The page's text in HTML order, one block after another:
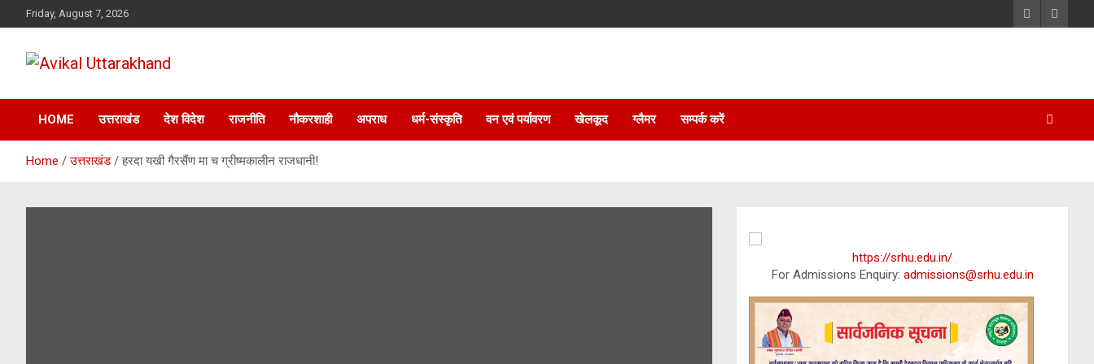
to
Friday, August 7, 2026
Avikal Uttarakhand
HOME उत्तराखंड देश विदेश राजनीति नौकरशाही अपराध धर्म-संस्कृति वन एवं पर्यावरण खेलकूद ग्लैमर सम्पर्क करें
Home उत्तराखंड हरदा यखी गैरसैंण मा च ग्रीष्मकालीन राजधानी!
https://srhu.edu.in/
For Admissions Enquiry: admissions@srhu.edu.in